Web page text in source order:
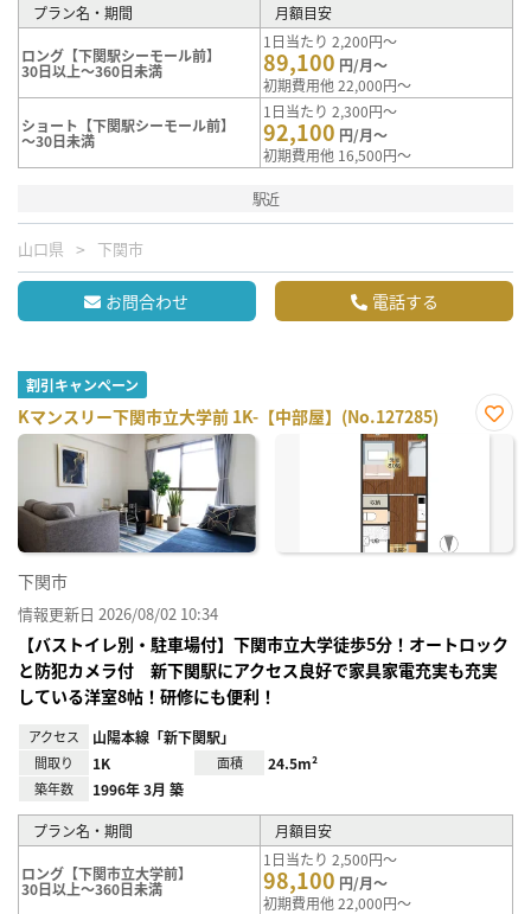
プラン名・期間 月額目安
ロング【下関駅シーモール前】
30日以上～360日未満
1日当たり 2,200円～
89,100 円/月～
初期費用他 22,000円～
ショート【下関駅シーモール前】
～30日未満
1日当たり 2,300円～
92,100 円/月～
初期費用他 16,500円～
駅近
山口県 下関市
お問合わせ 電話する
割引キャンペーン
Kマンスリー下関市立大学前 1K-【中部屋】(No.127285)
お気
下関市
情報更新日 2026/08/02 10:34
【バストイレ別・駐車場付】下関市立大学徒歩5分！オートロック
と防犯カメラ付 新下関駅にアクセス良好で家具家電充実も充実
している洋室8帖！研修にも便利！
アクセス 山陽本線「新下関駅」
間取り 1K 面積 24.5m²
築年数 1996年 3月 築
プラン名・期間 月額目安
ロング【下関市立大学前】
30日以上～360日未満
1日当たり 2,500円～
98,100 円/月～
初期費用他 22,000円～